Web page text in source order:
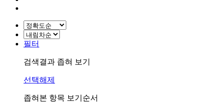
필터
검색결과 좁혀 보기
선택해제
좁혀본 항목 보기순서